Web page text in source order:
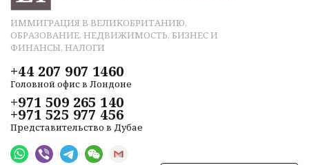
ИММИГРАЦИЯ В ВЕЛИКОБРИТАНИЮ,
ОБРАЗОВАНИЕ, НЕДВИЖИМОСТЬ, БИЗНЕС И
ФИНАНСЫ, НАЛОГИ
+44 207 907 1460
Головной офис в Лондоне
+971 509 265 140
+971 525 977 456
Представительство в Дубае